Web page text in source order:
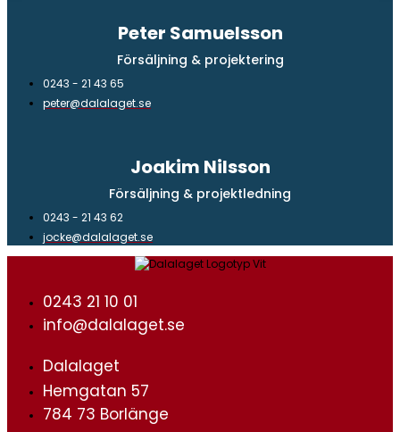
Peter Samuelsson
Försäljning & projektering
0243 - 21 43 65
peter@dalalaget.se
Joakim Nilsson
Försäljning & projektledning
0243 - 21 43 62
jocke@dalalaget.se
0243 21 10 01
info@dalalaget.se
Dalalaget
Hemgatan 57
784 73 Borlänge